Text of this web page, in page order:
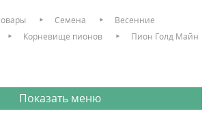
Семена
Весенние
Корневище пионов
Пион Голд Майн